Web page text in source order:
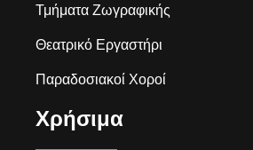
Τμήματα Ζωγραφικής
Θεατρικό Εργαστήρι
Παραδοσιακοί Χοροί
Χρήσιμα